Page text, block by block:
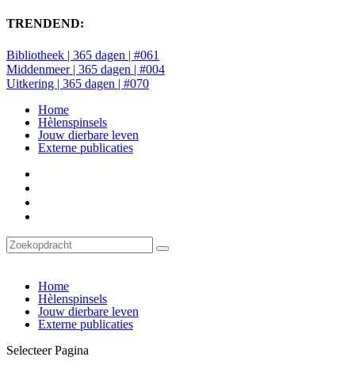
TRENDEND:
Bibliotheek | 365 dagen | #061
Middenmeer | 365 dagen | #004
Uitkering | 365 dagen | #070
Home
Hèlenspinsels
Jouw dierbare leven
Externe publicaties
Home
Hèlenspinsels
Jouw dierbare leven
Externe publicaties
Selecteer Pagina